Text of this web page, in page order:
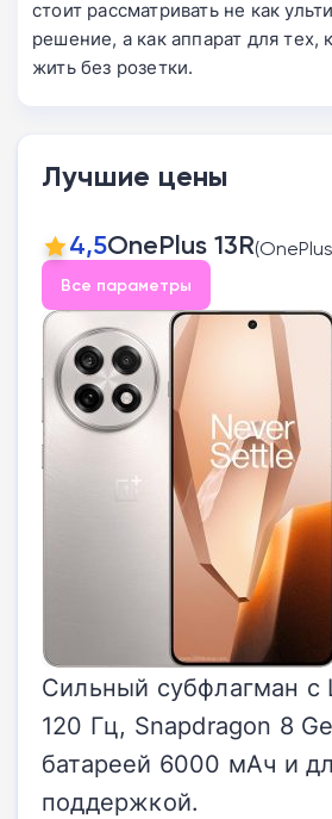
стоит рассматривать не как
решение, а как аппарат для тех,
жить без розетки.
Лучшие цены
4,5OnePlus 13R
Все параметры
Сильный субфлагман с
120 Гц, Snapdragon 8
батареей 6000 мАч и
поддержкой.